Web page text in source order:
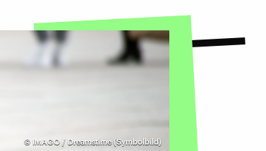
© IMAGO / Dreamstime (Symbolbild)